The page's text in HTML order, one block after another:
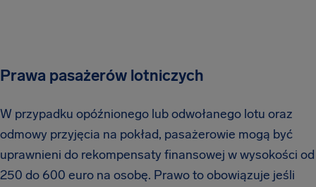
Prawa pasażerów lotniczych
W przypadku opóźnionego lub odwołanego lotu oraz
odmowy przyjęcia na pokład, pasażerowie mogą być
uprawnieni do rekompensaty finansowej w wysokości od
250 do 600 euro na osobę. Prawo to obowiązuje jeśli